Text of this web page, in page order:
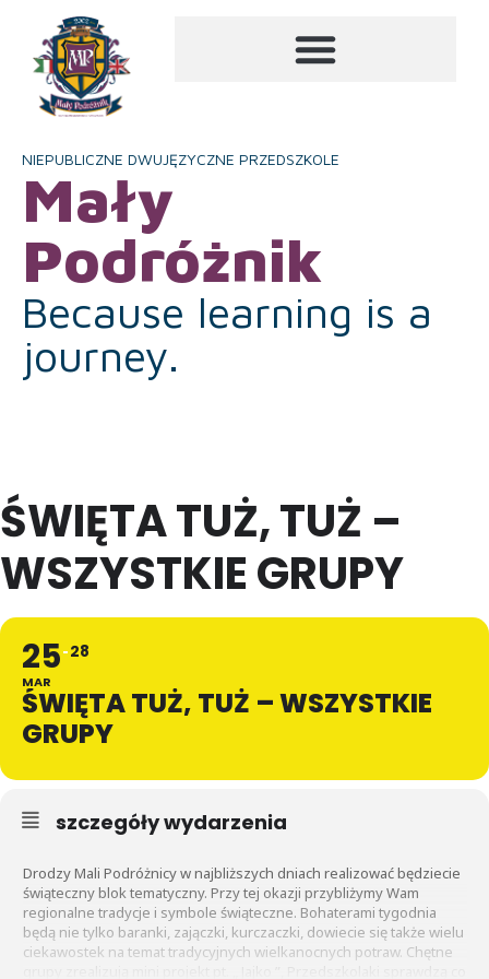
NIEPUBLICZNE DWUJĘZYCZNE PRZEDSZKOLE
Mały
Podróżnik
Because learning is a
journey.
ŚWIĘTA TUŻ, TUŻ –
WSZYSTKIE GRUPY
25
MAR
28
ŚWIĘTA TUŻ, TUŻ – WSZYSTKIE
GRUPY
szczegóły wydarzenia
Drodzy Mali Podróżnicy w najbliższych dniach realizować będziecie
świąteczny blok tematyczny. Przy tej okazji przybliżymy Wam
regionalne tradycje i symbole świąteczne. Bohaterami tygodnia
będą nie tylko baranki, zajączki, kurczaczki, dowiecie się także wielu
ciekawostek na temat tradycyjnych wielkanocnych potraw. Chętne